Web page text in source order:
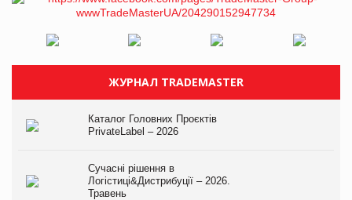
ЖУРНАЛ TRADEMASTER
Каталог Головних Проєктів
PrivateLabel – 2026
Сучасні рішення в
Логістиці&Дистрибуції – 2026.
Травень